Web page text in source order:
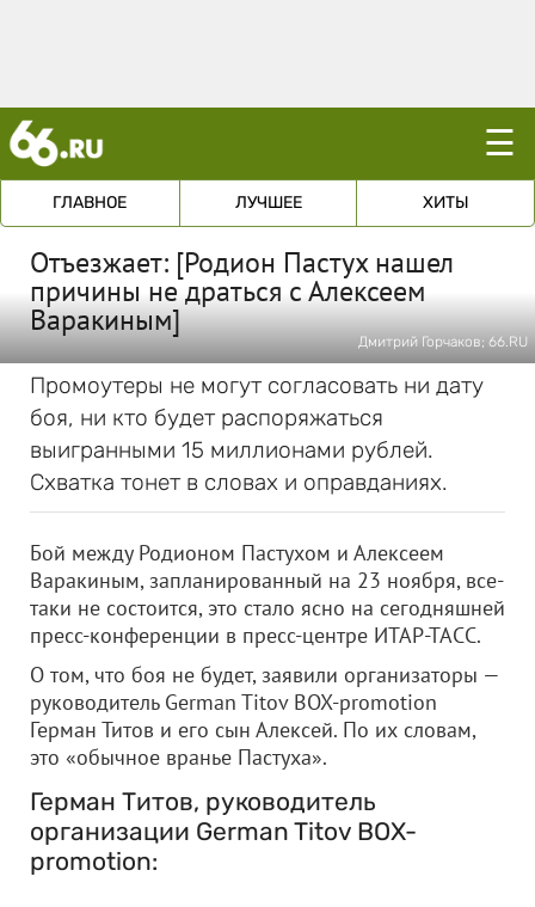
☰
ГЛАВНОЕ ЛУЧШЕЕ ХИТЫ
Отъезжает: [Родион Пастух нашел
причины не драться с Алексеем
Варакиным]
Дмитрий Горчаков; 66.RU
Промоутеры не могут согласовать ни дату
боя, ни кто будет распоряжаться
выигранными 15 миллионами рублей.
Схватка тонет в словах и оправданиях.
Бой между Родионом Пастухом и Алексеем
Варакиным, запланированный на 23 ноября, все-
таки не состоится, это стало ясно на сегодняшней
пресс-конференции в пресс-центре ИТАР-ТАСС.
О том, что боя не будет, заявили организаторы —
руководитель German Titov BOX-promotion
Герман Титов и его сын Алексей. По их словам,
это «обычное вранье Пастуха».
Герман Титов, руководитель
организации German Titov BOX-
promotion: